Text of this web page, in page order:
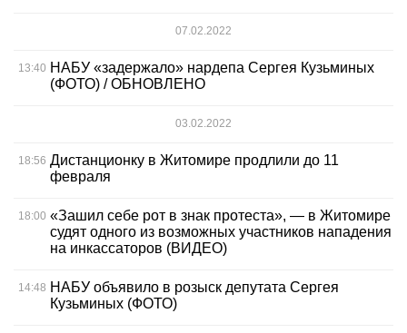
07.02.2022
13:40 НАБУ «задержало» нардепа Сергея Кузьминых
(ФОТО) / ОБНОВЛЕНО
03.02.2022
18:56 Дистанционку в Житомире продлили до 11
февраля
18:00 «Зашил себе рот в знак протеста», — в Житомире
судят одного из возможных участников нападения
на инкассаторов (ВИДЕО)
14:48 НАБУ объявило в розыск депутата Сергея
Кузьминых (ФОТО)